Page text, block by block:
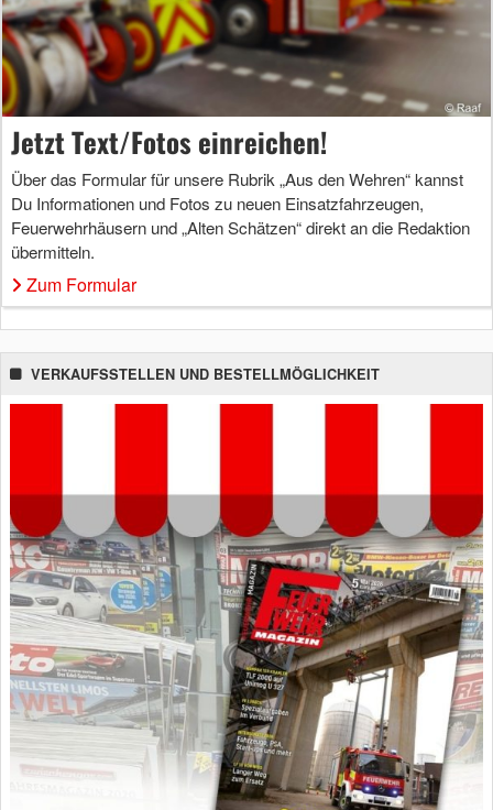
Jetzt Text/Fotos einreichen!
Über das Formular für unsere Rubrik „Aus den Wehren“ kannst
Du Informationen und Fotos zu neuen Einsatzfahrzeugen,
Feuerwehrhäusern und „Alten Schätzen“ direkt an die Redaktion
übermitteln.
Zum Formular
VERKAUFSSTELLEN UND BESTELLMÖGLICHKEIT